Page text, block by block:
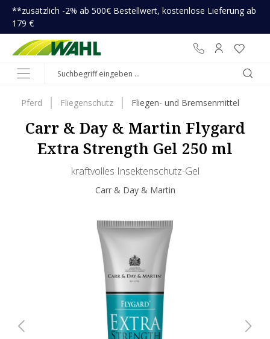
springen
**zusätzlich -2% ab 500€ Bestellwert, kostenlose Lieferung ab
179 €
Pferd Fliegenschutz Fliegen- und Bremsenmittel
Carr & Day & Martin Flygard
Extra Strength Gel 250 ml
kraftvolles Insektenschutz-Gel
Carr & Day & Martin